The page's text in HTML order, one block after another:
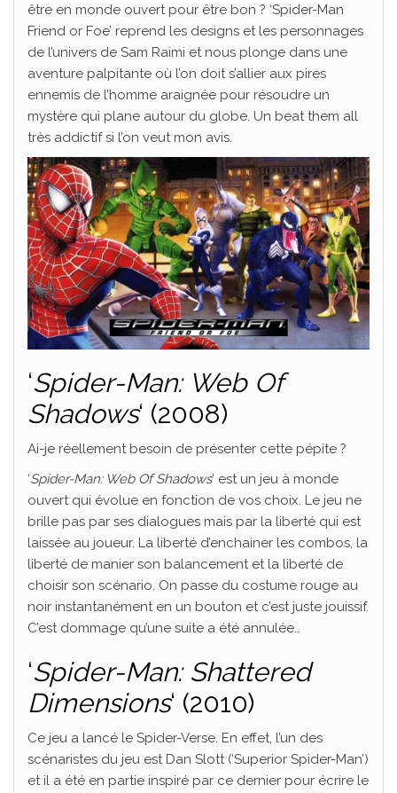
être en monde ouvert pour être bon ? ‘Spider-Man
Friend or Foe’ reprend les designs et les personnages
de l’univers de Sam Raimi et nous plonge dans une
aventure palpitante où l’on doit s’allier aux pires
ennemis de l’homme araignée pour résoudre un
mystère qui plane autour du globe. Un beat them all
très addictif si l’on veut mon avis.
‘Spider-Man: Web Of
Shadows‘ (2008)
Ai-je réellement besoin de présenter cette pépite ?
‘Spider-Man: Web Of Shadows’ est un jeu à monde
ouvert qui évolue en fonction de vos choix. Le jeu ne
brille pas par ses dialogues mais par la liberté qui est
laissée au joueur. La liberté d’enchainer les combos, la
liberté de manier son balancement et la liberté de
choisir son scénario. On passe du costume rouge au
noir instantanément en un bouton et c’est juste jouissif.
C’est dommage qu’une suite a été annulée…
‘Spider-Man: Shattered
Dimensions‘ (2010)
Ce jeu a lancé le Spider-Verse. En effet, l’un des
scénaristes du jeu est Dan Slott (‘Superior Spider-Man’)
et il a été en partie inspiré par ce dernier pour écrire le